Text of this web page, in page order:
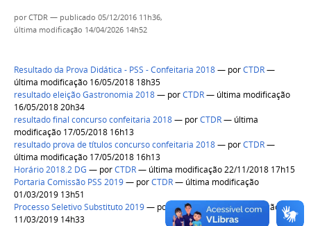
porCTDR — publicado 05/12/2016 11h36,
última modificação 14/04/2026 14h52
Resultado da Prova Didática - PSS - Confeitaria 2018— porCTDR—
última modificação 16/05/2018 18h35
resultado eleição Gastronomia 2018— porCTDR— última modificação
16/05/2018 20h34
resultado final concurso confeitaria 2018— porCTDR— última
modificação 17/05/2018 16h13
resultado prova de títulos concurso confeitaria 2018— porCTDR—
última modificação 17/05/2018 16h13
Horário 2018.2 DG — porCTDR— última modificação 22/11/2018 17h15
Portaria Comissão PSS 2019— porCTDR— última modificação
01/03/2019 13h51
Processo Seletivo Substituto 2019— por CTDR
— última modificação
11/03/2019 14h33